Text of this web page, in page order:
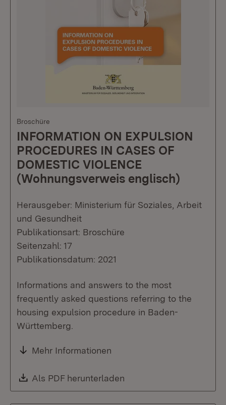
Broschüre
INFORMATION ON EXPULSION
PROCEDURES IN CASES OF
DOMESTIC VIOLENCE
(Wohnungsverweis englisch)
Herausgeber: Ministerium für Soziales, Arbeit
und Gesundheit
Publikationsart: Broschüre
Seitenzahl: 17
Publikationsdatum: 2021
Informations and answers to the most
frequently asked questions referring to the
housing expulsion procedure in Baden-
Württemberg.
Mehr Informationen
Download:
Als PDF herunterladen